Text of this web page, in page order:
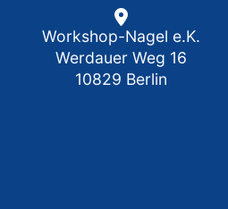
Workshop-Nagel e.K.
Werdauer Weg 16
10829 Berlin